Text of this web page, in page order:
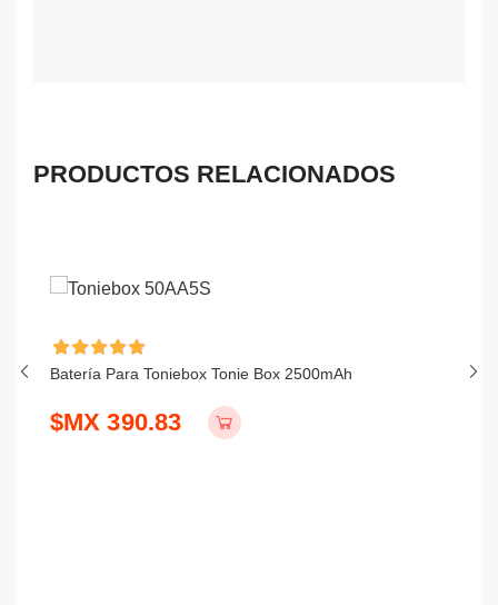
PRODUCTOS RELACIONADOS
Batería Para Toniebox Tonie Box 2500mAh
$MX 390.83